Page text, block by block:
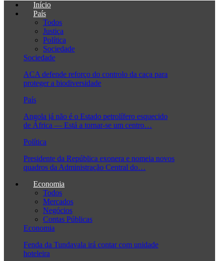
Início
País
Todos
Justiça
Política
Sociedade
Sociedade
ACA defende reforço do controlo da caça para
proteger a biodiversidade
País
Angola já não é o Estado petrolífero esquecido
de África — Está a tornar-se um centro…
Política
Presidente da República exonera e nomeia novos
quadros da Administração Central do…
Economia
Todos
Mercados
Negócios
Contas Públicas
Economia
Fenda da Tundavala irá contar com unidade
hoteleira